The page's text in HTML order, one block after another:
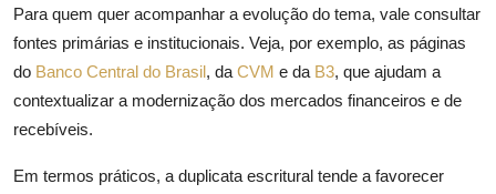
Para quem quer acompanhar a evolução do tema, vale consultar
fontes primárias e institucionais. Veja, por exemplo, as páginas
do Banco Central do Brasil, da CVM e da B3, que ajudam a
contextualizar a modernização dos mercados financeiros e de
recebíveis.
Em termos práticos, a duplicata escritural tende a favorecer